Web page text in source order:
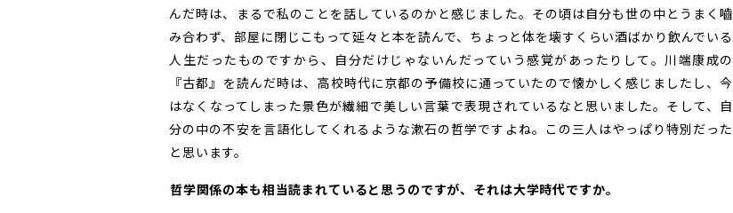
んだ時は、まるで私のことを話しているのかと感じました。その頃は自分も世の中とうまく嚙
み合わず、部屋に閉じこもって延々と本を読んで、ちょっと体を壊すくらい酒ばかり飲んでいる
人生だったものですから、自分だけじゃないんだっていう感覚があったりして。川端康成の
『古都』を読んだ時は、高校時代に京都の予備校に通っていたので懐かしく感じましたし、今
はなくなってしまった景色が繊細で美しい言葉で表現されているなと思いました。そして、自
分の中の不安を言語化してくれるような漱石の哲学ですよね。この三人はやっぱり特別だった
と思います。
――哲学関係の本も相当読まれていると思うのですが、それは大学時代ですか。